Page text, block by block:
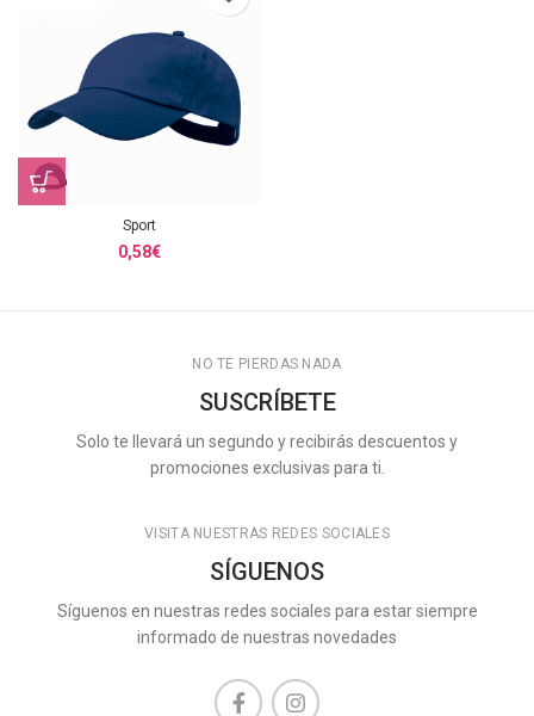
Sport
0,58€
NO TE PIERDAS NADA
SUSCRÍBETE
Solo te llevará un segundo y recibirás descuentos y
promociones exclusivas para ti.
VISITA NUESTRAS REDES SOCIALES
SÍGUENOS
Síguenos en nuestras redes sociales para estar siempre
informado de nuestras novedades